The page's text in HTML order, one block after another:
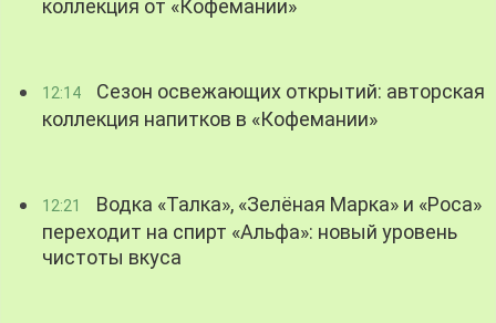
коллекция от «Кофемании»
12:14
Сезон освежающих открытий: авторская
коллекция напитков в «Кофемании»
12:21
Водка «Талка», «Зелёная Марка» и «Роса»
переходит на спирт «Альфа»: новый уровень
чистоты вкуса